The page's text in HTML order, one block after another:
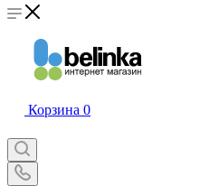
Корзина 0